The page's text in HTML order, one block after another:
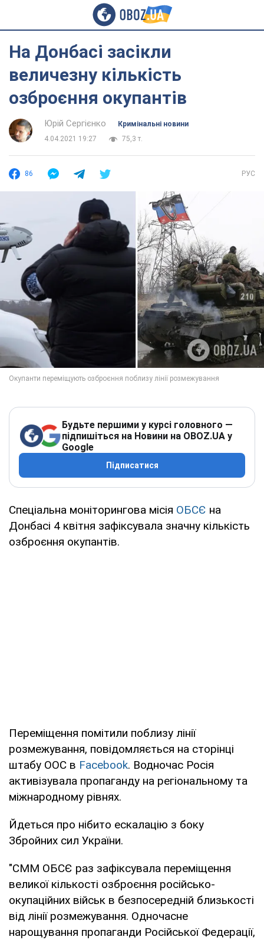
На Донбасі засікли
величезну кількість
озброєння окупантів
Юрій Сергієнко
Кримінальні новини
4.04.2021 19:27
75,3 т.
86 РУС
Будьте першими у курсі головного —
підпишіться на Новини на OBOZ.UA у
Google
Підписатися
Спеціальна моніторингова місія ОБСЄ на
Донбасі 4 квітня зафіксувала значну кількість
озброєння окупантів.
Переміщення помітили поблизу лінії
розмежування, повідомляється на сторінці
штабу ООС в Facebook. Водночас Росія
активізувала пропаганду на регіональному та
міжнародному рівнях.
Йдеться про нібито ескалацію з боку
Збройних сил України.
"СММ ОБСЄ раз зафіксувала переміщення
великої кількості озброєння російсько-
окупаційних військ в безпосередній близькості
від лінії розмежування. Одночасне
нарощування пропаганди Російської Федерації,